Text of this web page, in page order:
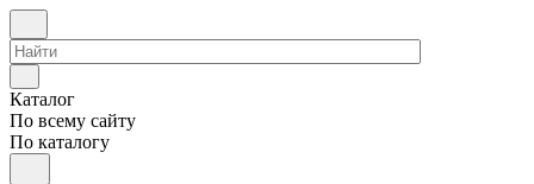
Каталог
По всему сайту
По каталогу